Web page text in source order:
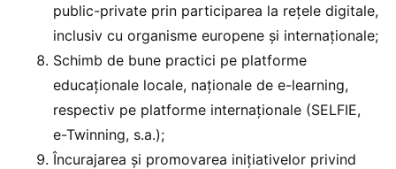
public-private prin participarea la rețele digitale,
inclusiv cu organisme europene și internaționale;
Schimb de bune practici pe platforme
educaționale locale, naționale de e-learning,
respectiv pe platforme internaționale (SELFIE,
e-Twinning, s.a.);
Încurajarea și promovarea inițiativelor privind